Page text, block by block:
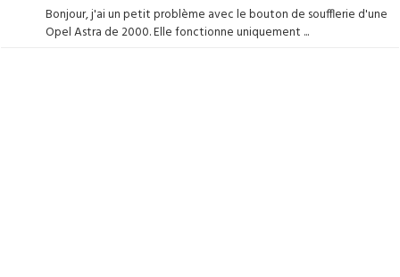
Bonjour, j'ai un petit problème avec le bouton de soufflerie d'une
Opel Astra de 2000. Elle fonctionne uniquement ...